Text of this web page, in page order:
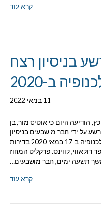
קרא עוד
בניסיון רצח
ב-2020
11 במאי 2022
הודיעה היום כי אוטיס מור, בן
על ידי חבר מושבעים בניסיון
רצח ופשעים אחרים בגין ירי הקשור לכנופיה ב-17 במאי 2020 בדירות
רוקאווי, קווינס. פרקליט המחוז
תשעה ימים, חבר מושבעים…
קרא עוד